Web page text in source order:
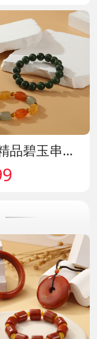
玉见精品碧玉串珠手串 货号142115